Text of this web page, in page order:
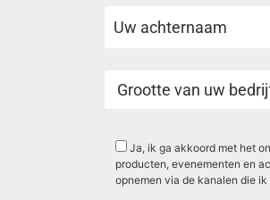
Ja, ik ga akkoord met het
producten, evenementen en
opnemen via de kanalen die